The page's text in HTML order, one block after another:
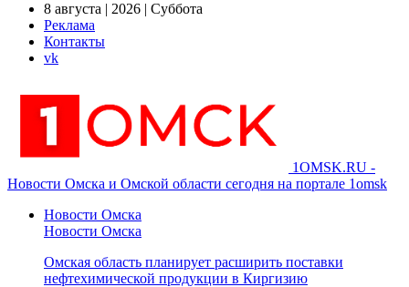
8 августа | 2026 | Суббота
Реклама
Контакты
vk
1OMSK.RU -
Новости Омска и Омской области сегодня на портале 1omsk
Новости Омска
Новости Омска
Омская область планирует расширить поставки
нефтехимической продукции в Киргизию